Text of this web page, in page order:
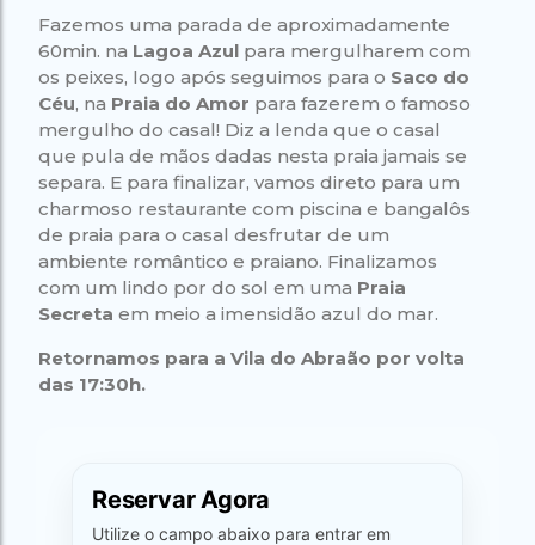
Fazemos uma parada de aproximadamente
60min. na Lagoa Azul para mergulharem com
os peixes, logo após seguimos para o Saco do
Céu, na Praia do Amor para fazerem o famoso
mergulho do casal! Diz a lenda que o casal
que pula de mãos dadas nesta praia jamais se
separa. E para finalizar, vamos direto para um
charmoso restaurante com piscina e bangalôs
de praia para o casal desfrutar de um
ambiente romântico e praiano. Finalizamos
com um lindo por do sol em uma Praia
Secreta em meio a imensidão azul do mar.
Retornamos para a Vila do Abraão por volta
das 17:30h.
Reservar Agora
Utilize o campo abaixo para entrar em